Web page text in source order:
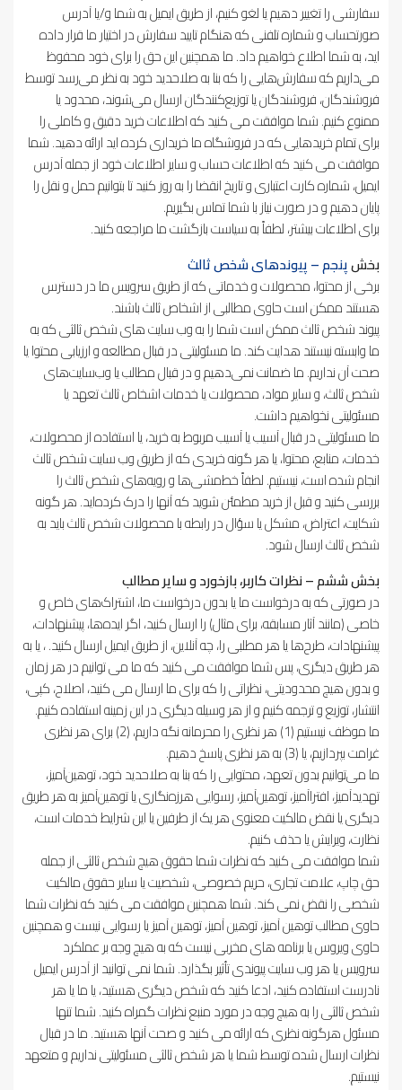
سفارشی را تغییر دهیم یا لغو کنیم، از طریق ایمیل به شما و/یا آدرس
صورتحساب و شماره تلفنی که هنگام تایید سفارش در اختیار ما قرار داده
اید، به شما اطلاع خواهیم داد. ما همچنین این حق را برای خود محفوظ
می‌داریم که سفارش‌هایی را که بنا به صلاحدید خود به نظر می‌رسد توسط
فروشندگان، فروشندگان یا توزیع‌کنندگان ارسال می‌شوند، محدود یا
ممنوع کنیم. شما موافقت می کنید که اطلاعات خرید دقیق و کاملی را
برای تمام خریدهایی که در فروشگاه ما خریداری کرده اید ارائه دهید. شما
موافقت می کنید که اطلاعات حساب و سایر اطلاعات خود از جمله آدرس
ایمیل، شماره کارت اعتباری و تاریخ انقضا را به روز کنید تا بتوانیم حمل و نقل را
پایان دهیم و در صورت نیاز با شما تماس بگیریم.
برای اطلاعات بیشتر، لطفاً به سیاست بازگشت ما مراجعه کنید.
بخشپنجم – پیوندهای شخص ثالث
برخی از محتوا، محصولات و خدماتی که از طریق سرویس ما در دسترس
هستند ممکن است حاوی مطالبی از اشخاص ثالث باشند.
پیوند شخص ثالث ممکن است شما را به وب سایت های شخص ثالثی که به
ما وابسته نیستند هدایت کند. ما مسئولیتی در قبال مطالعه و ارزیابی محتوا یا
صحت آن نداریم. ما ضمانت نمی‌دهیم و در قبال مطالب یا وب‌سایت‌های
شخص ثالث، و سایر مواد، محصولات یا خدمات اشخاص ثالث تعهد یا
مسئولیتی نخواهیم داشت.
ما مسئولیتی در قبال آسیب یا آسیب مربوط به خرید، یا استفاده از محصولات،
خدمات، منابع، محتوا، یا هر گونه خریدی که از طریق وب سایت شخص ثالث
انجام شده است، نیستیم. لطفاً خط‌مشی‌ها و رویه‌های شخص ثالث را
بررسی کنید و قبل از خرید مطمئن شوید که آنها را درک کرده‌اید. هر گونه
شکایت، اعتراض، مشکل یا سؤال در رابطه با محصولات شخص ثالث باید به
شخص ثالث ارسال شود.
بخش ششم – نظرات کاربر، بازخورد و سایر مطالب
در صورتی که به درخواست ما یا بدون درخواست ما، اشتراک‌های خاص و
خاصی (مانند آثار مسابقه، برای مثال) را ارسال کنید، اگر ایده‌ها، پیشنهادات،
پیشنهادات، طرح‌ها یا هر مطلبی را، چه آنلاین، از طریق ایمیل ارسال کنید. ، یا به
هر طریق دیگری، پس شما موافقت می کنید که ما می توانیم در هر زمان
و بدون هیچ محدودیتی، نظراتی را که برای ما ارسال می کنید، اصلاح، کپی،
انتشار، توزیع و ترجمه کنیم و از هر وسیله دیگری در این زمینه استفاده کنیم.
ما موظف نیستیم (1) هر نظری را محرمانه نگه داریم، (2) برای هر نظری
غرامت بپردازیم، یا (3) به هر نظری پاسخ دهیم.
ما می‌توانیم بدون تعهد، محتوایی را که بنا به صلاحدید خود، توهین‌آمیز،
تهدیدآمیز، افتراآمیز، توهین‌آمیز، رسوایی هرزه‌نگاری یا توهین‌آمیز به هر طریق
دیگری یا نقض مالکیت معنوی هر یک از طرفین یا این شرایط خدمات است،
نظارت، ویرایش یا حذف کنیم.
شما موافقت می کنید که نظرات شما حقوق هیچ شخص ثالثی از جمله
حق چاپ، علامت تجاری، حریم خصوصی، شخصیت یا سایر حقوق مالکیت
شخصی را نقض نمی کند. شما همچنین موافقت می کنید که نظرات شما
حاوی مطالب توهین آمیز، توهین آمیز، توهین آمیز یا رسوایی نیست و همچنین
حاوی ویروس یا برنامه های مخربی نیست که به هیچ وجه بر عملکرد
سرویس یا هر وب سایت پیوندی تأثیر بگذارد. شما نمی توانید از آدرس ایمیل
نادرست استفاده کنید، ادعا کنید که شخص دیگری هستید، یا ما یا هر
شخص ثالثی را به هیچ وجه در مورد منبع نظرات گمراه کنید. شما تنها
مسئول هرگونه نظری که ارائه می کنید و صحت آنها هستید. ما در قبال
نظرات ارسال شده توسط شما یا هر شخص ثالثی مسئولیتی نداریم و متعهد
نیستیم.